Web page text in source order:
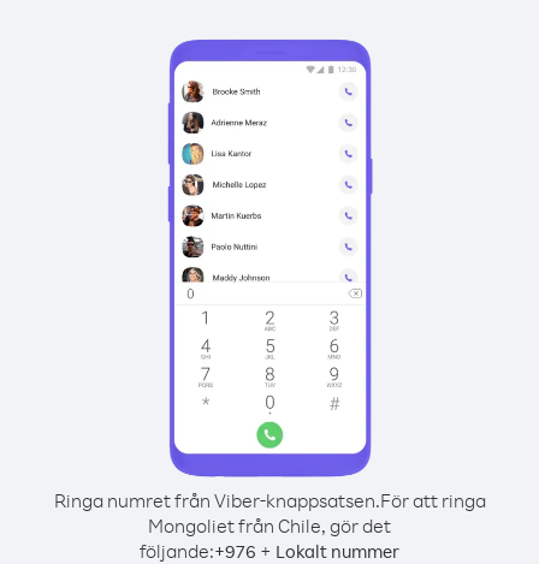
Ringa numret från Viber-knappsatsen.För att ringa
Mongoliet från Chile, gör det
följande:+976 + Lokalt nummer